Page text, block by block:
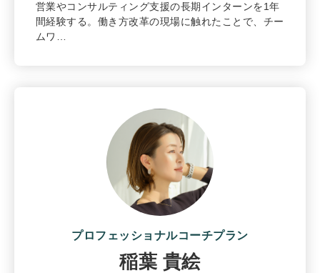
営業やコンサルティング支援の長期インターンを1年
間経験する。働き方改革の現場に触れたことで、チー
ムワ…
プロフェッショナルコーチプラン
稲葉 貴絵